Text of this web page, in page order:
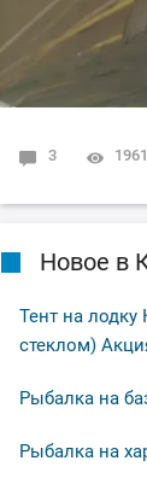
3 1961
Новое в
Тент на лодку
стеклом)
Рыбалка на
Рыбалка на